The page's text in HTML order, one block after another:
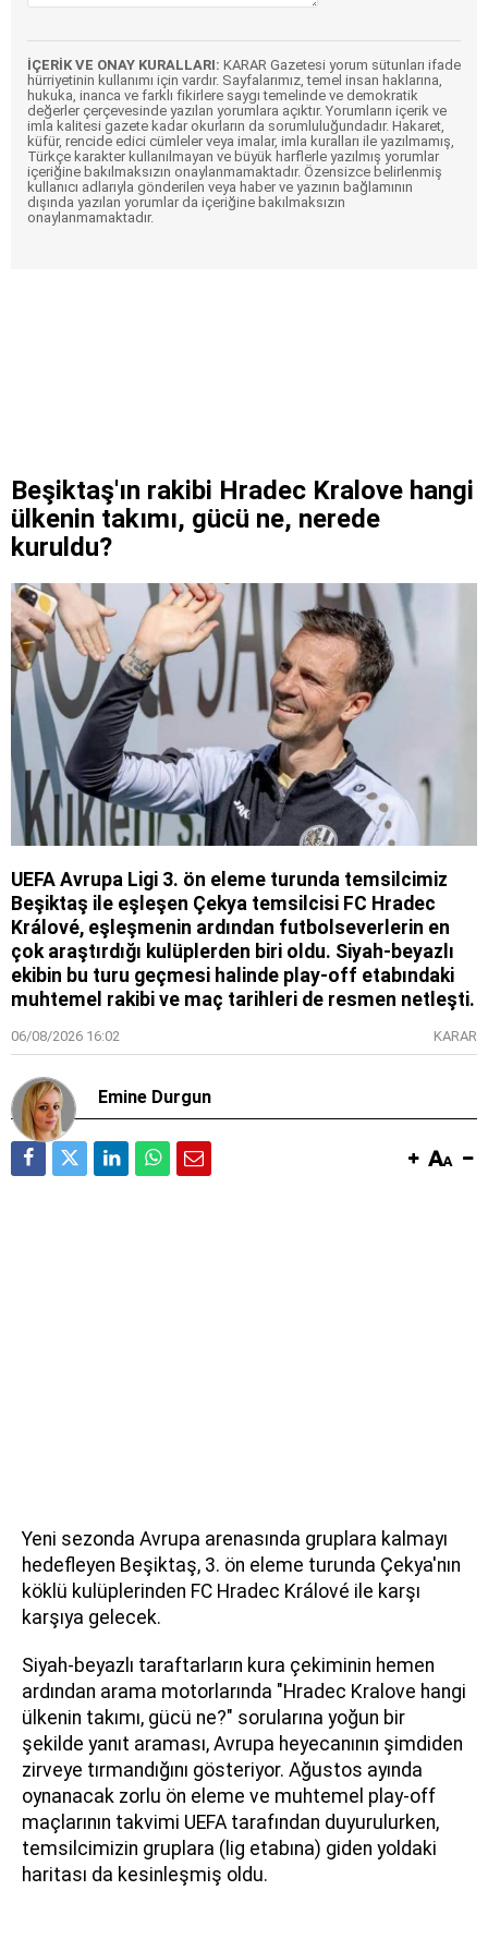
İÇERİK VE ONAY KURALLARI: KARAR Gazetesi yorum sütunları ifade
hürriyetinin kullanımı için vardır. Sayfalarımız, temel insan haklarına,
hukuka, inanca ve farklı fikirlere saygı temelinde ve demokratik
değerler çerçevesinde yazılan yorumlara açıktır. Yorumların içerik ve
imla kalitesi gazete kadar okurların da sorumluluğundadır. Hakaret,
küfür, rencide edici cümleler veya imalar, imla kuralları ile yazılmamış,
Türkçe karakter kullanılmayan ve büyük harflerle yazılmış yorumlar
içeriğine bakılmaksızın onaylanmamaktadır. Özensizce belirlenmiş
kullanıcı adlarıyla gönderilen veya haber ve yazının bağlamının
dışında yazılan yorumlar da içeriğine bakılmaksızın
onaylanmamaktadır.
Beşiktaş'ın rakibi Hradec Kralove hangi
ülkenin takımı, gücü ne, nerede
kuruldu?
UEFA Avrupa Ligi 3. ön eleme turunda temsilcimiz
Beşiktaş ile eşleşen Çekya temsilcisi FC Hradec
Králové, eşleşmenin ardından futbolseverlerin en
çok araştırdığı kulüplerden biri oldu. Siyah-beyazlı
ekibin bu turu geçmesi halinde play-off etabındaki
muhtemel rakibi ve maç tarihleri de resmen netleşti.
06/08/2026 16:02 KARAR
Emine Durgun
Yeni sezonda Avrupa arenasında gruplara kalmayı
hedefleyen Beşiktaş, 3. ön eleme turunda Çekya'nın
köklü kulüplerinden FC Hradec Králové ile karşı
karşıya gelecek.
Siyah-beyazlı taraftarların kura çekiminin hemen
ardından arama motorlarında "Hradec Kralove hangi
ülkenin takımı, gücü ne?" sorularına yoğun bir
şekilde yanıt araması, Avrupa heyecanının şimdiden
zirveye tırmandığını gösteriyor. Ağustos ayında
oynanacak zorlu ön eleme ve muhtemel play-off
maçlarının takvimi UEFA tarafından duyurulurken,
temsilcimizin gruplara (lig etabına) giden yoldaki
haritası da kesinleşmiş oldu.